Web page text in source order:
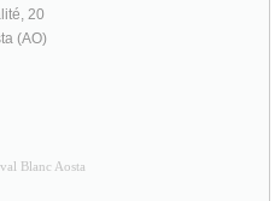
20
(AO)
Blanc Aosta